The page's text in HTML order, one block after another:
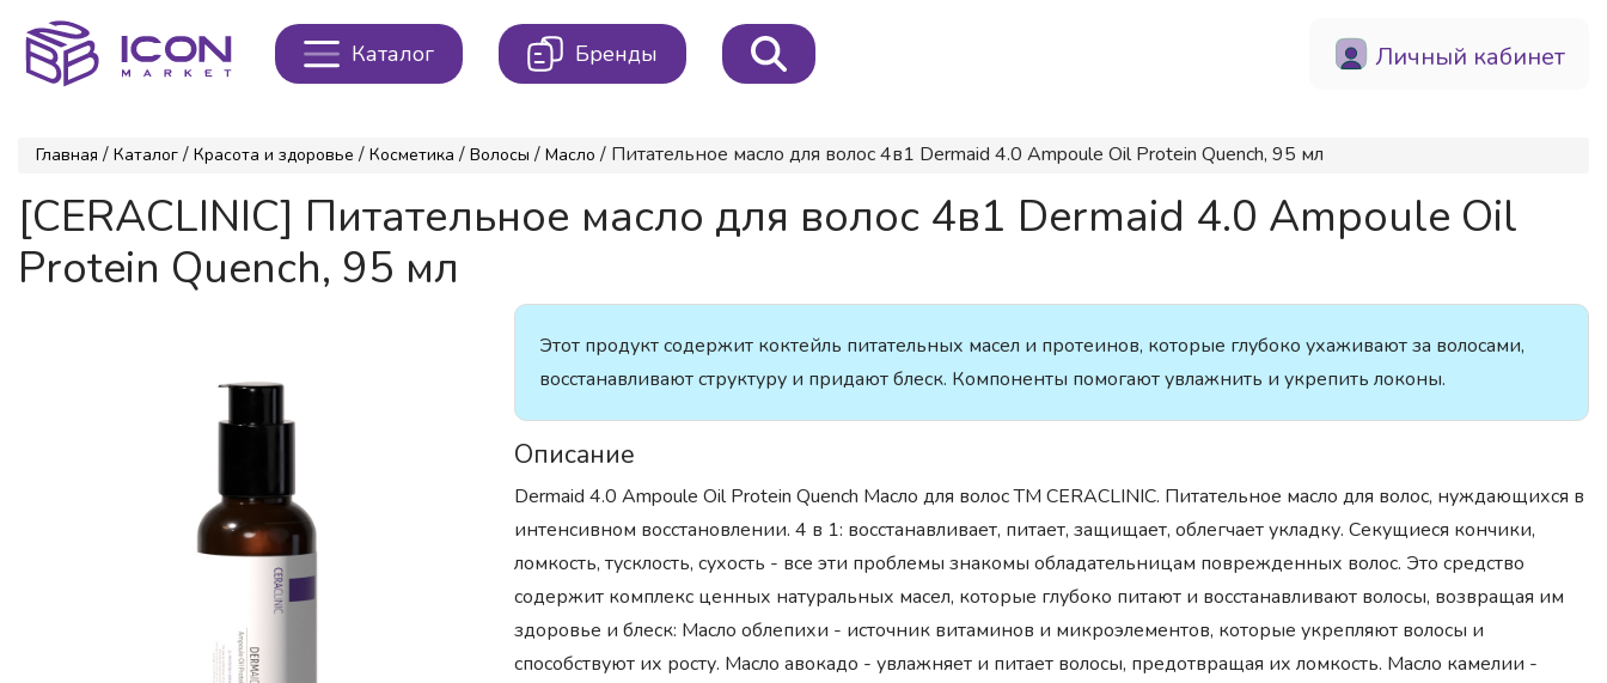
Каталог Бренды Личный кабинет
Главная / Каталог / Красота и здоровье / Косметика / Волосы / Масло / Питательное масло для волос 4в1 Dermaid 4.0 Ampoule Oil Protein Quench, 95 мл
[CERACLINIC] Питательное масло для волос 4в1 Dermaid 4.0 Ampoule Oil
Protein Quench, 95 мл
Этот продукт содержит коктейль питательных масел и протеинов, которые глубоко ухаживают за волосами,
восстанавливают структуру и придают блеск. Компоненты помогают увлажнить и укрепить локоны.
Описание
Dermaid 4.0 Ampoule Oil Protein Quench Масло для волос ТМ CERACLINIC. Питательное масло для волос, нуждающихся в
интенсивном восстановлении. 4 в 1: восстанавливает, питает, защищает, облегчает укладку. Секущиеся кончики,
ломкость, тусклость, сухость - все эти проблемы знакомы обладательницам поврежденных волос. Это средство
содержит комплекс ценных натуральных масел, которые глубоко питают и восстанавливают волосы, возвращая им
здоровье и блеск: Масло облепихи - источник витаминов и микроэлементов, которые укрепляют волосы и
способствуют их росту. Масло авокадо - увлажняет и питает волосы, предотвращая их ломкость. Масло камелии -